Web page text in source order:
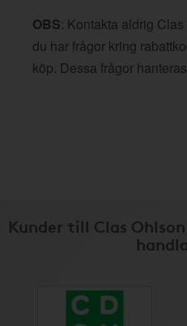
OBS: Kontakta aldrig
du har frågor kring
köp. Dessa frågor
Kunder till Clas